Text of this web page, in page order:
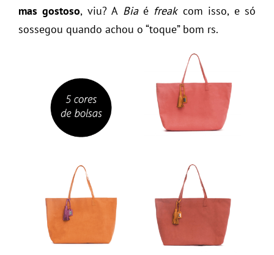
mas gostoso, viu? A Biaé freakcom isso, e só
sossegou quando achou o “toque” bom rs.